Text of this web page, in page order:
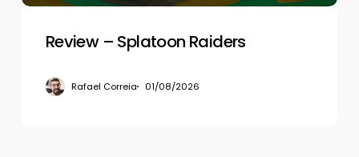
Review – Splatoon Raiders
Rafael Correia 01/08/2026